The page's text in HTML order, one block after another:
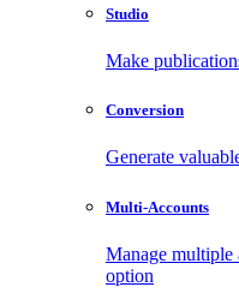
Studio
Make
Conversion
Generate
Multi-Accounts
Manage
option